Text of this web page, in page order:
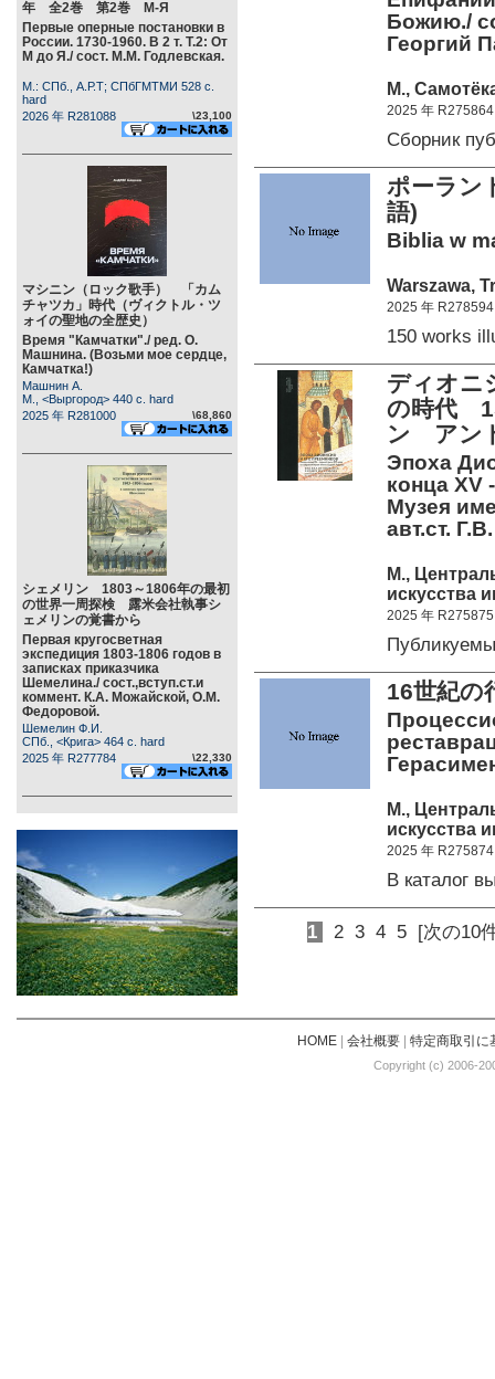
年 全2巻 第2巻 М-Я
Первые оперные постановки в
России. 1730-1960. В 2 т. Т.2: От
М до Я./ сост. М.М. Годлевская.
М.: СПб., А.Р.Т; СПбГМТМИ 528 c.
hard
2026 年 R281088
\23,100
マシニン（ロック歌手） 「カム
チャツカ」時代（ヴィクトル・ツ
ォイの聖地の全歴史）
Время "Камчатки"./ ред. О.
Машнина. (Возьми мое сердце,
Камчатка!)
Машнин А.
М., <Выргород> 440 c. hard
2025 年 R281000
\68,860
シェメリン 1803～1806年の最初
の世界一周探検 露米会社執事シ
ェメリンの覚書から
Первая кругосветная
экспедиция 1803-1806 годов в
записках приказчика
Шемелина./ сост.,вступ.ст.и
коммент. К.А. Можайской, О.М.
Федоровой.
Шемелин Ф.И.
СПб., <Крига> 464 c. hard
2025 年 R277784
\22,330
Божию./
Георгий
М.,
2025 年 R275864
Сборник
ポーラン
語)
Biblia w
Warszawa,
2025 年 R278594
150 works
ディオニ
の時代
ン アン
Эпоха
конца XV
Музея
авт.ст.
М.,
искусства
2025 年 R275875
16世紀
М.,
искусства
2025 年 R275874
В каталог
1 2 3 4 5 [次の10
HOME| 会社概要| 特定商取引に
Copyright (c) 2006-